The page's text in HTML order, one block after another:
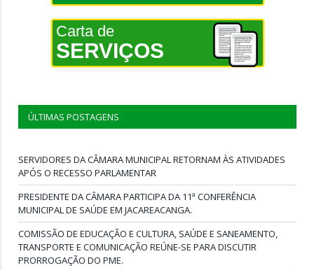
Carta de
SERVIÇOS
ÚLTIMAS POSTAGENS
SERVIDORES DA CÂMARA MUNICIPAL RETORNAM ÀS ATIVIDADES
APÓS O RECESSO PARLAMENTAR
PRESIDENTE DA CÂMARA PARTICIPA DA 11ª CONFERÊNCIA
MUNICIPAL DE SAÚDE EM JACAREACANGA.
COMISSÃO DE EDUCAÇÃO E CULTURA, SAÚDE E SANEAMENTO,
TRANSPORTE E COMUNICAÇÃO REÚNE-SE PARA DISCUTIR
PRORROGAÇÃO DO PME.